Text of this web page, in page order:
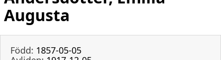
Augusta
Född: 1857-05-05